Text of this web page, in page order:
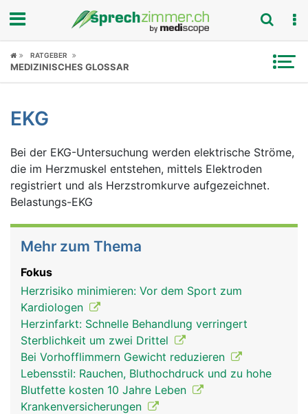
Fokus
Symptome
Untersuchungen
News
Ratgeber
Rubriken
RATGEBER
MEDIZINISCHES GLOSSAR
EKG
Bei der EKG-Untersuchung werden elektrische Ströme,
die im Herzmuskel entstehen, mittels Elektroden
registriert und als Herzstromkurve aufgezeichnet.
Belastungs-EKG
Mehr zum Thema
Fokus
Herzrisiko minimieren: Vor dem Sport zum
Kardiologen
Herzinfarkt: Schnelle Behandlung verringert
Sterblichkeit um zwei Drittel
Bei Vorhofflimmern Gewicht reduzieren
Lebensstil: Rauchen, Bluthochdruck und zu hohe
Blutfette kosten 10 Jahre Leben
Krankenversicherungen